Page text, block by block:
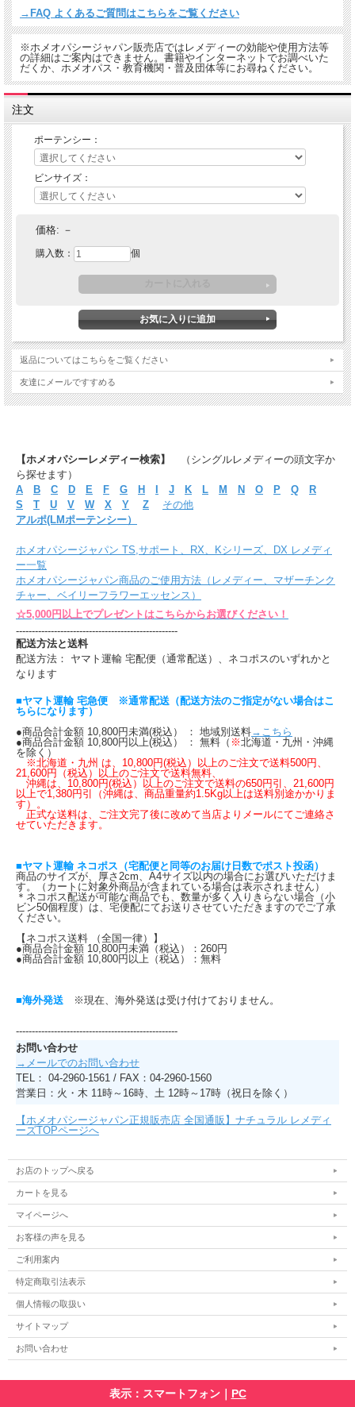
→FAQ よくあるご質問はこちらをご覧ください
※ホメオパシージャパン販売店ではレメディーの効能や使用方法等
の詳細はご案内はできません。書籍やインターネットでお調べいた
だくか、ホメオパス・教育機関・普及団体等にお尋ねください。
注文
ポーテンシー：
ビンサイズ：
価格: －
購入数： 個
返品についてはこちらをご覧ください
友達にメールですすめる
【ホメオパシーレメディー検索】
（シングルレメディーの頭文字か
ら探せます）
A
B C D E F G H J K L M N O P Q
R
S
T U V W X Y Z
その他
アルポ(LMポーテンシー）
ホメオパシージャパン TS,サポート、RX、Kシリーズ、DX レメディ
ー一覧
ホメオパシージャパン商品のご使用方法（レメディー、マザーチンク
チャー、ベイリーフラワーエッセンス）
☆5,000円以上でプレゼントはこちらからお選びください！
---------------------------------------------------
配送方法と送料
配送方法： ヤマト運輸 宅配便（通常配送）、ネコポスのいずれかと
なります
■ヤマト運輸 宅急便 ※通常配送（配送方法のご指定がない場合はこ
ちらになります）
●商品合計金額 10,800円未満(税込） ： 地域別送料→こちら
●商品合計金額 10,800円以上(税込） ： 無料（ ※北海道・九州・沖縄
を除く）
※北海道・九州 は、10,800円(税込）以上のご注文で送料500円、
21,600円（税込）以上のご注文で送料無料、
沖縄は、10,800円(税込）以上のご注文で送料の650円引、21,600円
以上で1,380円引（沖縄は、商品重量約1.5Kg以上は送料別途かかりま
す）。
正式な送料は、ご注文完了後に改めて当店よりメールにてご連絡さ
せていただきます。
■ヤマト運輸 ネコポス（宅配便と同等のお届け日数でポスト投函）
商品のサイズが、厚さ2cm、A4サイズ以内の場合にお選びいただけま
す。（カートに対象外商品が含まれている場合は表示されません）
＊ネコポス配送が可能な商品でも、数量が多く入りきらない場合（小
ビン50個程度）は、宅便配にてお送りさせていただきますのでご了承
ください。
【ネコポス送料 （全国一律）】
●商品合計金額 10,800円未満（税込）：260円
●商品合計金額 10,800円以上（税込）：無料
■海外発送 ※現在、海外発送は受け付けておりません。
---------------------------------------------------
お問い合わせ
→メールでのお問い合わせ
TEL： 04-2960-1561 / FAX：04-2960-1560
営業日：火・木 11時～16時、土 12時～17時（祝日を除く）
【ホメオパシージャパン正規販売店 全国通販】ナチュラル レメディ
ーズTOPページへ
お店のトップへ戻る
カートを見る
マイページへ
お客様の声を見る
ご利用案内
特定商取引法表示
個人情報の取扱い
サイトマップ
お問い合わせ
表示：スマートフォン｜ PC